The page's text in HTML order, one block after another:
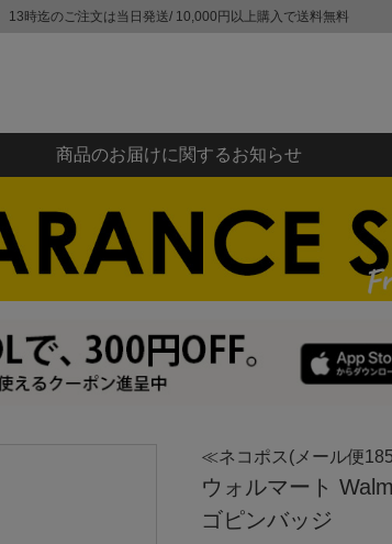
13時迄のご注文は当日発送/ 10,000円以上購入で送料無料
商品のお届けに関するお知らせ
≪ネコポス(メール便
ウォルマート
ゴピンバッジ